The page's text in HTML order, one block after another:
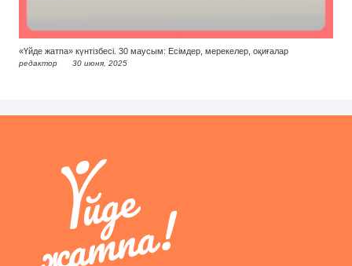
«Үйде жатпа» күнтізбесі. 30 маусым: Есімдер, мерекелер, оқиғалар
редактор 30 июня, 2025